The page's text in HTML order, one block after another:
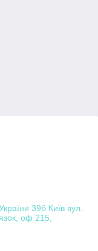
39б Київ вул.
оф 215,